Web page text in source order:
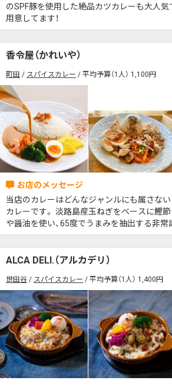
のSPF豚を使用した絶品カツカレーも大人気
用意してます！
香令屋（かれいや）
町田 スパイスカレー 平均予算（1人） 1,100円
当店のカレーはどんなジャンルにも属さな
カレーです。 淡路島産玉ねぎをベースに鰹節
や醤油を使い、65度でうまみを抽出する非常
粉をまったく使用しないためカロリーも低
日本人のための味噌汁のようなカレーです。
ALCA DELI.（アルカデリ）
世田谷 スパイスカレー 平均予算（1人） 1,400円